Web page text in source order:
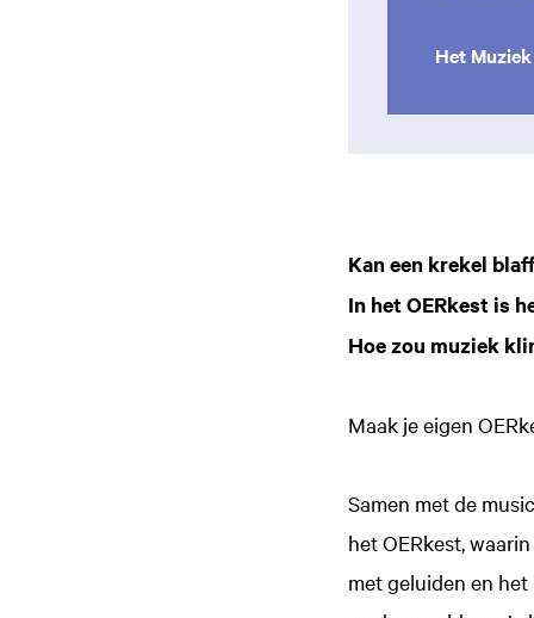
Het Muziek
Kan een krekel
In het OERkest is
Hoe zou muziek
Maak je eigen
Samen met de
het OERkest,
met geluiden en